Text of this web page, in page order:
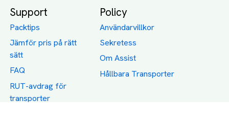
Support
Packtips
Jämför pris på rätt
sätt
FAQ
RUT-avdrag för
transporter
Policy
Användarvillkor
Sekretess
Om Assist
Hållbara Transporter